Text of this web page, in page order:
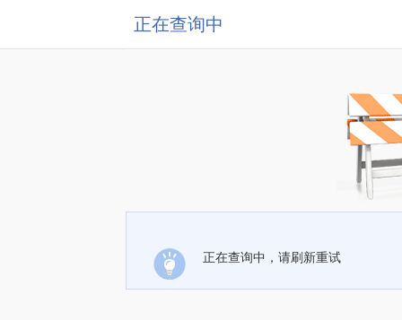
正在查询中
正在查询中，请刷新重试